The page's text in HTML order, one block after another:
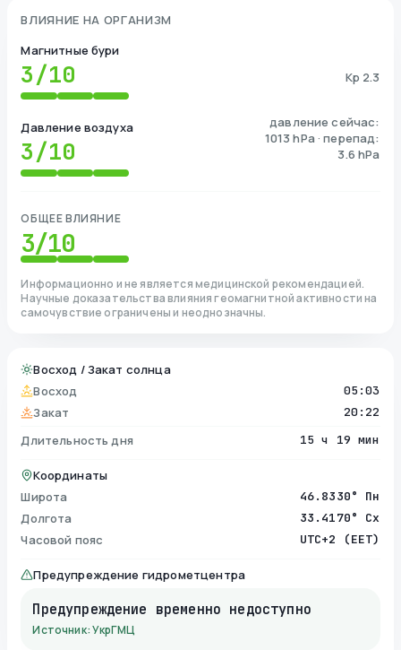
ВЛИЯНИЕ НА ОРГАНИЗМ
Магнитные бури
3/10 Kp 2.3
Давление воздуха
3/10
давление сейчас:
1013 hPa · перепад:
3.6 hPa
ОБЩЕЕ ВЛИЯНИЕ
3/10
Информационно и не является медицинской рекомендацией.
Научные доказательства влияния геомагнитной активности на
самочувствие ограничены и неоднозначны.
Восход / Закат солнца
Восход
05:03
Закат 20:22
Длительность дня 15 ч 19 мин
Координаты
Широта
46.8330° Пн
Долгота 33.4170° Сх
Часовой пояс UTC+2 (EET)
Предупреждение гидрометцентра
Предупреждение временно недоступно
Источник: УкрГМЦ